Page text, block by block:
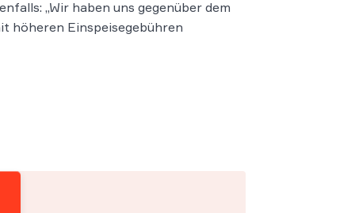
„Wir haben uns gegenüber dem
höheren Einspeisegebühren